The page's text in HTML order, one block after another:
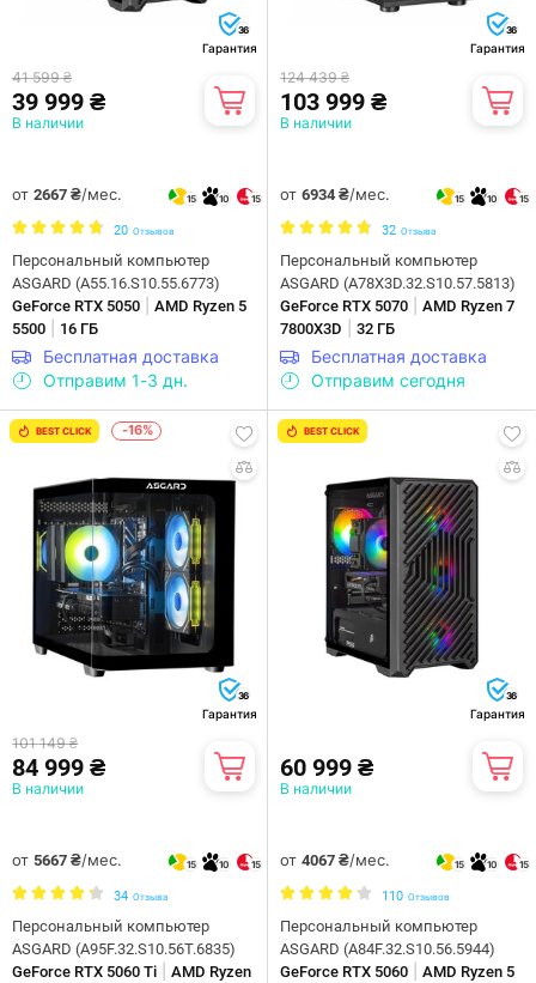
36
Гарантия
41 599 ₴
39 999 ₴
В наличии
от 2667 ₴/мес. 15 10 15
20 Отзывов
Персональный компьютер
ASGARD (A55.16.S10.55.6773)
GeForce RTX 5050
AMD Ryzen 5
5500
16 ГБ
Бесплатная доставка
Отправим 1-3 дн.
36
Гарантия
124 439 ₴
103 999 ₴
В наличии
от 6934 ₴/мес. 15 10 15
32 Отзыва
Персональный компьютер
ASGARD (A78X3D.32.S10.57.5813)
GeForce RTX 5070
AMD Ryzen 7
7800X3D
32 ГБ
Бесплатная доставка
Отправим сегодня
BEST CLICK -16%
36
Гарантия
101 149 ₴
84 999 ₴
В наличии
от 5667 ₴/мес. 15 10 15
34 Отзыва
Персональный компьютер
ASGARD (A95F.32.S10.56T.6835)
GeForce RTX 5060 Ti
AMD Ryzen
BEST CLICK
36
Гарантия
60 999 ₴
В наличии
от 4067 ₴/мес. 15 10 15
110 Отзывов
Персональный компьютер
ASGARD (A84F.32.S10.56.5944)
GeForce RTX 5060
AMD Ryzen 5